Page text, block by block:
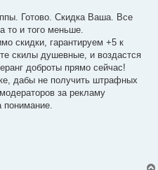
Готово. Скидка Ваша. Все
то и того меньше.
скидки, гарантируем +5 к
скилы душевные, и воздастся
доброты прямо сейчас!
дабы не получить штрафных
за рекламу